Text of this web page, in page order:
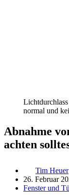
normal und
Abnahme
achten
Tim Heuer
26. Februar
Fenster und